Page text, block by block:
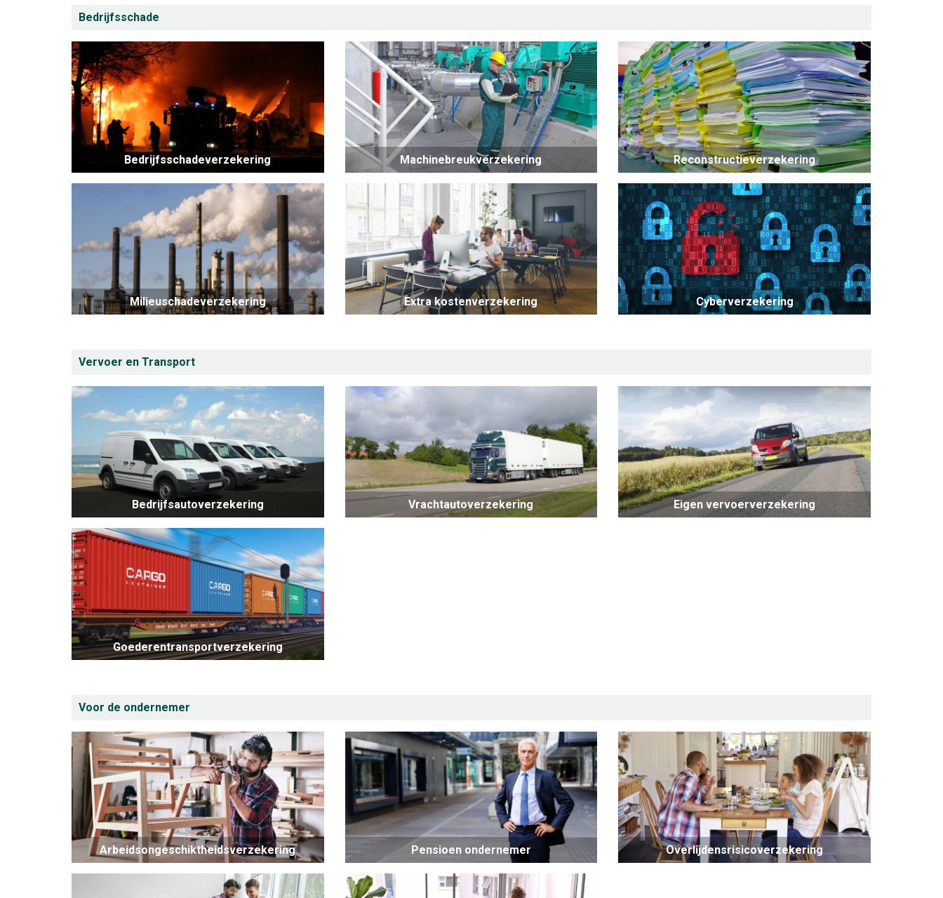
Bedrijfsschade
Bedrijfsschadeverzekering Machinebreukverzekering Reconstructieverzekering
Milieuschadeverzekering Extra kostenverzekering Cyberverzekering
Vervoer en Transport
Bedrijfsautoverzekering Vrachtautoverzekering Eigen vervoerverzekering
Goederentransportverzekering
Voor de ondernemer
Arbeidsongeschiktheidsverzekering Pensioen ondernemer Overlijdensrisicoverzekering